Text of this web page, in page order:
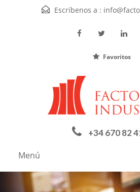
Escríbenos a :
Favoritos
+34 670 82
Menú